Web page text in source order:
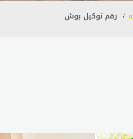
رقم توكيل بوش